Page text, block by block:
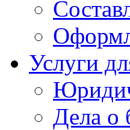
Услуги
Дела о